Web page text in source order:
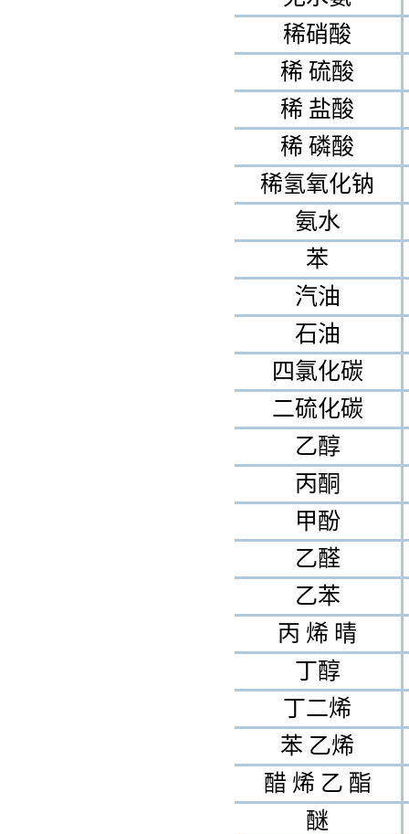
稀硝酸
稀 硫酸
稀 盐酸
稀 磷酸
稀氢氧化钠
氨水
苯
汽油
石油
四氯化碳
二硫化碳
乙醇
丙酮
甲酚
乙醛
乙苯
丙 烯 晴
丁醇
丁二烯
苯 乙烯
醋 烯 乙 酯
醚